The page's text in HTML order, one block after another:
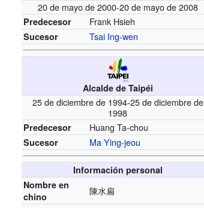
20 de mayo de 2000-20 de mayo de 2008
Predecesor Frank Hsieh
Sucesor Tsai Ing-wen
Alcalde de Taipéi
25 de diciembre de 1994-25 de diciembre de
1998
Predecesor Huang Ta-chou
Sucesor Ma Ying-jeou
Información personal
Nombre en
chino
陳水扁